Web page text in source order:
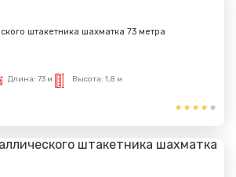
штакетника шахматка 73 метра
Длина: 73 м Высота: 1,8 м